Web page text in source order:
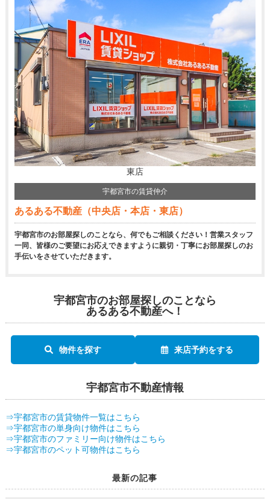
東店
宇都宮市の賃貸仲介
あるある不動産（中央店・本店・東店）
宇都宮市のお部屋探しのことなら、何でもご相談ください！営業スタッフ
一同、皆様のご要望にお応えできますように親切・丁寧にお部屋探しのお
手伝いをさせていただきます。
宇都宮市のお部屋探しのことなら
あるある不動産へ！
物件を探す 来店予約をする
宇都宮市不動産情報
⇒宇都宮市の賃貸物件一覧はこちら
⇒宇都宮市の単身向け物件はこちら
⇒宇都宮市のファミリー向け物件はこちら
⇒宇都宮市のペット可物件はこちら
最新の記事